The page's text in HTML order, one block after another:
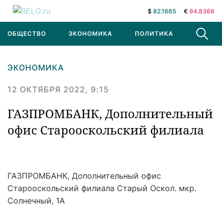
$ 82.1665 € 94.8366
ОБЩЕСТВО ЭКОНОМИКА ПОЛИТИКА В МИРЕ
ЭКОНОМИКА
12 ОКТЯБРЯ 2022, 9:15
ГАЗПРОМБАНК, Дополнительный
офис Старооскольский филиала
ГАЗПРОМБАНК, Дополнительный офис
Старооскольский филиала Старый Оскол. мкр.
Солнечный, 1А